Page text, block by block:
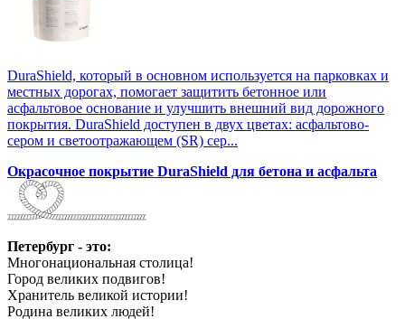
DuraShield, который в основном используется на парковках и
местных дорогах, помогает защитить бетонное или
асфальтовое основание и улучшить внешний вид дорожного
покрытия. DuraShield доступен в двух цветах: асфальтово-
сером и светоотражающем (SR) сер...
Окрасочное покрытие DuraShield для бетона и асфальта
Петербург - это:
Многонациональная столица!
Город великих подвигов!
Хранитель великой истории!
Родина великих людей!